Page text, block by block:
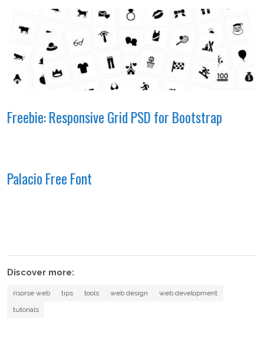
Freebie: Responsive Grid PSD for Bootstrap
Palacio Free Font
Discover more:
risorse web tips tools web design
web development
tutorials